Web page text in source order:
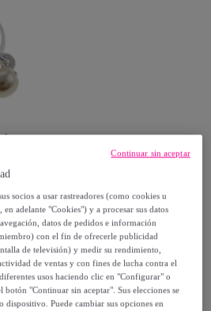
-75%
socios a usar rastreadores (como cookies u
adelante "Cookies") y a procesar sus datos
datos de pedidos e información
con el fin de ofrecerle publicidad
de televisión) y medir su rendimiento,
de ventas y con fines de lucha contra el
usos haciendo clic en "Configurar" o
"Continuar sin aceptar". Sus elecciones se
dispositivo. Puede cambiar sus opciones en
Continuar sin aceptar